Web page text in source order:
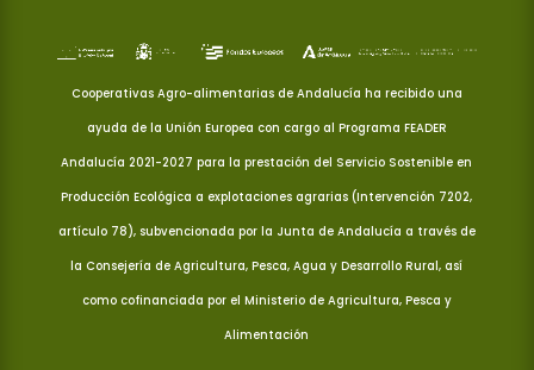
Cooperativas Agro-alimentarias de Andalucía ha recibido una
ayuda de la Unión Europea con cargo al Programa FEADER
Andalucía 2021-2027 para la prestación del Servicio Sostenible en
Producción Ecológica a explotaciones agrarias (Intervención 7202,
artículo 78), subvencionada por la Junta de Andalucía a través de
la Consejería de Agricultura, Pesca, Agua y Desarrollo Rural, así
como cofinanciada por el Ministerio de Agricultura, Pesca y
Alimentación